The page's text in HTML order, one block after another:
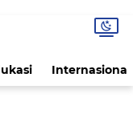
Internasional